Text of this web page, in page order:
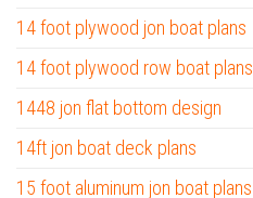
14 foot plywood jon boat plans
14 foot plywood row boat plans
1448 jon flat bottom design
14ft jon boat deck plans
15 foot aluminum jon boat plans